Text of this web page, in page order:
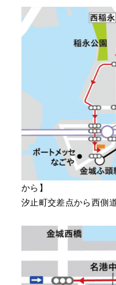
から】
汐止町交差点から西側